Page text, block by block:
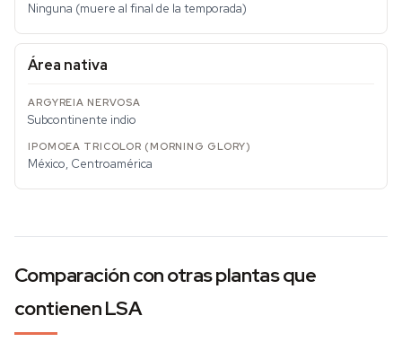
Ninguna (muere al final de la temporada)
Área nativa
Subcontinente indio
México, Centroamérica
Comparación con otras plantas que
contienen LSA